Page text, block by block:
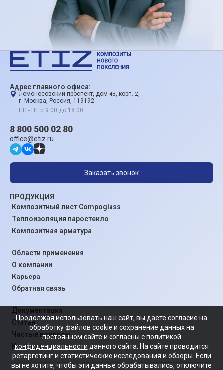
Адрес главного офиса:
Ломоносовский проспект, дом 43, корп. 2,
г. Москва, Россия, 119192
ПН - ПТ с 9:00 до 18:00
ПРОДУКЦИЯ
Композитный лист Compoglass
Теплоизоляция паростекло
Композитная арматура
Области применения
О компании
Карьера
Обратная связь
Документация
Статьи
Частые вопросы
Контакты
8 800 500 02 80
office@etiz.ru
Заказать звонок
Продолжая использовать наш сайт, вы даете согласие на
обработку файлов cookie и сохранение данных на
постоянном сайте и согласны сполитикой
конфиденциальности данного сайта. На сайте проводится
ретаргетинг и статистические исследования и обзоры. Если
вы не хотите, чтобы эти данные обрабатывались, отключите